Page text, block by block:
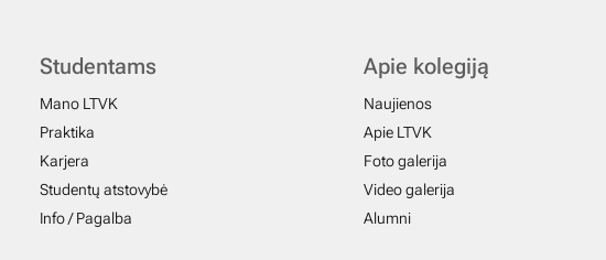
Studentams
Mano LTVK
Praktika
Karjera
Studentų atstovybė
Info / Pagalba
Apie kolegiją
Naujienos
Apie LTVK
Foto galerija
Video galerija
Alumni